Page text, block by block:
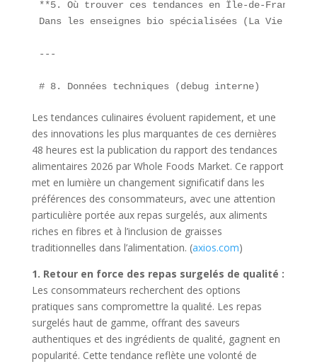
**5. Où trouver ces tendances en Île-de-France
Dans les enseignes bio spécialisées (La Vie
---
Les tendances culinaires évoluent rapidement, et une
des innovations les plus marquantes de ces dernières
48 heures est la publication du rapport des tendances
alimentaires 2026 par Whole Foods Market. Ce rapport
met en lumière un changement significatif dans les
préférences des consommateurs, avec une attention
particulière portée aux repas surgelés, aux aliments
riches en fibres et à l’inclusion de graisses
traditionnelles dans l’alimentation. (axios.com)
1. Retour en force des repas surgelés de qualité :
Les consommateurs recherchent des options
pratiques sans compromettre la qualité. Les repas
surgelés haut de gamme, offrant des saveurs
authentiques et des ingrédients de qualité, gagnent en
popularité. Cette tendance reflète une volonté de